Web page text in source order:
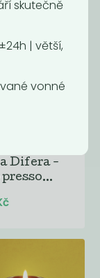
Difera -
skutečně
| větší,
vonné